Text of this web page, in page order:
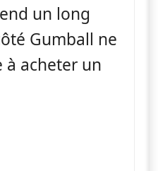
un long
Gumball ne
à acheter un